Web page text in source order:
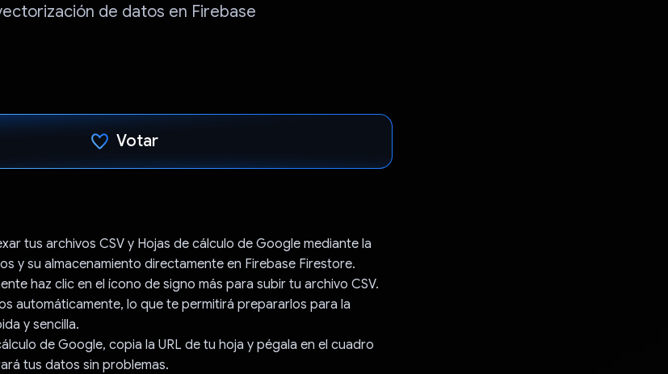
de datos en Firebase
Votar
tus archivos CSV y Hojas de cálculo de Google mediante la
y su almacenamiento directamente en Firebase Firestore.
haz clic en el ícono de signo más para subir tu archivo CSV.
automáticamente, lo que te permitirá prepararlos para la
y sencilla.
de Google, copia la URL de tu hoja y pégala en el cuadro
tus datos sin problemas.